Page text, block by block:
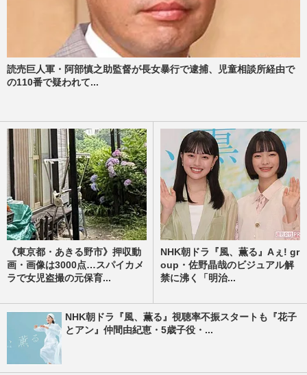
読売巨人軍・阿部慎之助監督が長女暴行で逮捕、児童相談所経由で
の110番で疑われて...
《東京都・あきる野市》押収動
画・画像は3000点…スパイカメ
ラで女児盗撮の元保育...
NHK朝ドラ『風、薫る』Aぇ! gr
oup・佐野晶哉のビジュアル解
禁に沸く「明治...
NHK朝ドラ『風、薫る』視聴率不振スタートも『花子
とアン』仲間由紀恵・5歳子役・...